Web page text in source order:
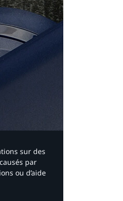
sur des
par
ou d’aide